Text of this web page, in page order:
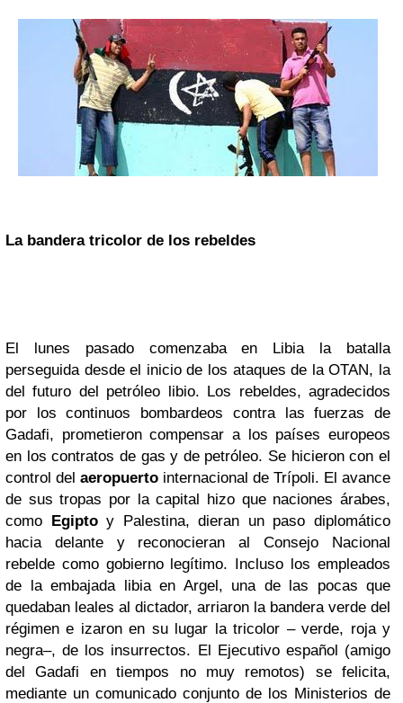
La bandera tricolor de los rebeldes
El lunes pasado comenzaba en Libia la batalla
perseguida desde el inicio de los ataques de la OTAN, la
del futuro del petróleo libio. Los rebeldes, agradecidos
por los continuos bombardeos contra las fuerzas de
Gadafi, prometieron compensar a los países europeos
en los contratos de gas y de petróleo. Se hicieron con el
control del aeropuerto internacional de Trípoli. El avance
de sus tropas por la capital hizo que naciones árabes,
como Egiptoy Palestina, dieran un paso diplomático
hacia delante y reconocieran al Consejo Nacional
rebelde como gobierno legítimo. Incluso los empleados
de la embajada libia en Argel, una de las pocas que
quedaban leales al dictador, arriaron la bandera verde del
régimen e izaron en su lugar la tricolor – verde, roja y
negra–, de los insurrectos. El Ejecutivo español (amigo
del Gadafi en tiempos no muy remotos) se felicita,
mediante un comunicado conjunto de los Ministerios de